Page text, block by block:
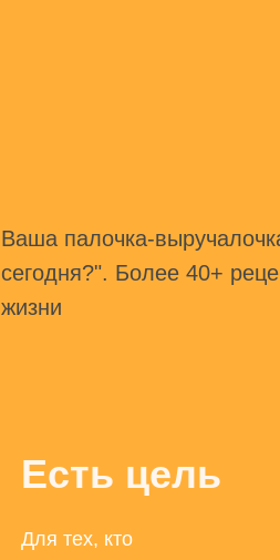
Ваша палочка-
сегодня?". Более 40+
жизни
Есть цель
Для тех, кто